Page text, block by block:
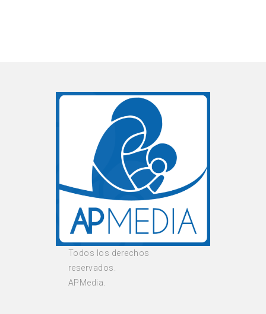
Todos los derechos
reservados.
APMedia.